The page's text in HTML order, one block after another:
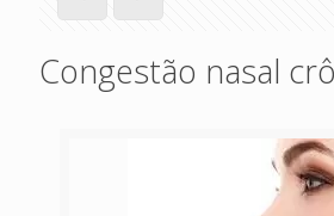
Congestão nasal